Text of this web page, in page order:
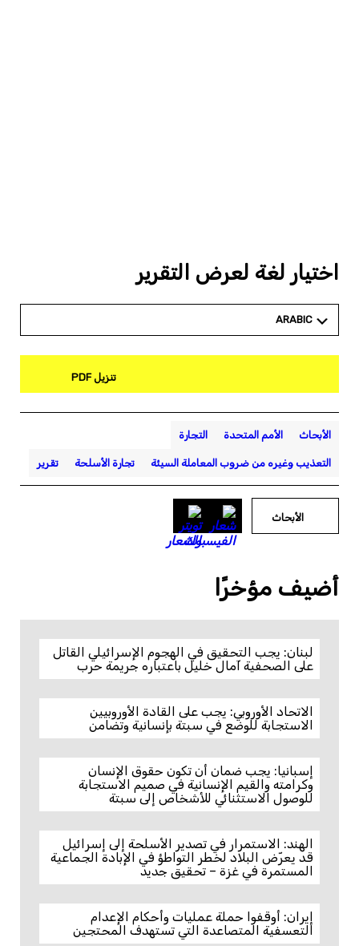
اختيار لغة لعرض التقرير
ARABIC
تنزيل PDF
الأبحاث الأمم المتحدة التجارة
التعذيب وغيره من ضروب المعاملة السيئة تجارة الأسلحة تقرير
الأبحاث
أضيف مؤخرًا
لبنان: يجب التحقيق في الهجوم الإسرائيلي القاتل
على الصحفية آمال خليل باعتباره جريمة حرب
الاتحاد الأوروبي: يجب على القادة الأوروبيين
الاستجابة للوضع في سبتة بإنسانية وتضامن
إسبانيا: يجب ضمان أن تكون حقوق الإنسان
وكرامته والقيم الإنسانية في صميم الاستجابة
للوصول الاستثنائي للأشخاص إلى سبتة
الهند: الاستمرار في تصدير الأسلحة إلى إسرائيل
قد يعرّض البلاد لخطر التواطؤ في الإبادة الجماعية
المستمرة في غزة – تحقيق جديد
إيران: أوقفوا حملة عمليات وأحكام الإعدام
التعسفية المتصاعدة التي تستهدف المحتجين